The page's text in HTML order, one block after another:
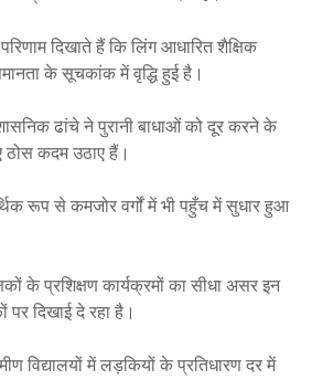
दिखाते हैं कि लिंग आधारित शैक्षिक
के सूचकांक में वृद्धि हुई है।
ढांचे ने पुरानी बाधाओं को दूर करने के
ठोस कदम उठाए हैं।
रूप से कमजोर वर्गों में भी पहुँच में सुधार हुआ
के प्रशिक्षण कार्यक्रमों का सीधा असर इन
पर दिखाई दे रहा है।
विद्यालयों में लड़कियों के प्रतिधारण दर में